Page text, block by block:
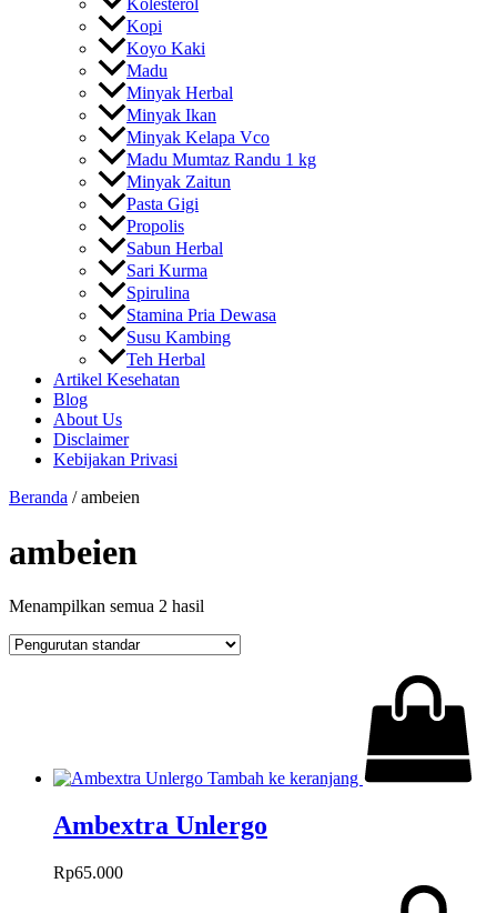
Kolesterol
Kopi
Koyo Kaki
Madu
Minyak Herbal
Minyak Ikan
Minyak Kelapa Vco
Madu Mumtaz Randu 1 kg
Minyak Zaitun
Pasta Gigi
Propolis
Sabun Herbal
Sari Kurma
Spirulina
Stamina Pria Dewasa
Susu Kambing
Teh Herbal
Artikel Kesehatan
Blog
About Us
Disclaimer
Kebijakan Privasi
Beranda / ambeien
ambeien
Menampilkan semua 2 hasil
Tambah ke keranjang
Ambextra Unlergo
Rp65.000